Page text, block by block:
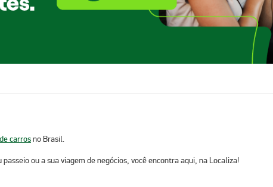
carrosno Brasil.
ou a sua viagem de negócios, você encontra aqui, na Localiza!